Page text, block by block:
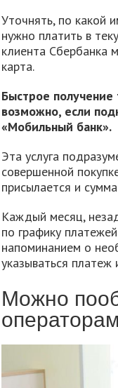
Уточнять, по какой
нужно платить в
клиента Сбербанка
карта.
Быстрое
возможно, если
«Мобильный банк».
Эта услуга
совершенной
присылается и
Каждый месяц,
по графику
напоминанием о
указываться
Можно